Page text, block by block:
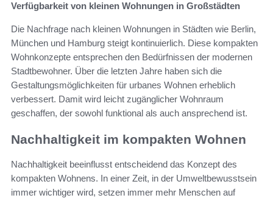
Verfügbarkeit von kleinen Wohnungen in Großstädten
Die Nachfrage nach kleinen Wohnungen in Städten wie Berlin,
München und Hamburg steigt kontinuierlich. Diese kompakten
Wohnkonzepte entsprechen den Bedürfnissen der modernen
Stadtbewohner. Über die letzten Jahre haben sich die
Gestaltungsmöglichkeiten für urbanes Wohnen erheblich
verbessert. Damit wird leicht zugänglicher Wohnraum
geschaffen, der sowohl funktional als auch ansprechend ist.
Nachhaltigkeit im kompakten Wohnen
Nachhaltigkeit beeinflusst entscheidend das Konzept des
kompakten Wohnens. In einer Zeit, in der Umweltbewusstsein
immer wichtiger wird, setzen immer mehr Menschen auf